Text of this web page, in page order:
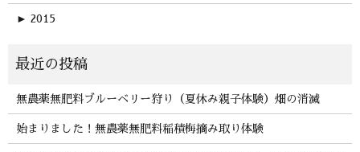
► 2015
無農薬無肥料ブルーベリー狩り（夏休み親子体験）畑の消滅
始まりました！無農薬無肥料稲積梅摘み取り体験